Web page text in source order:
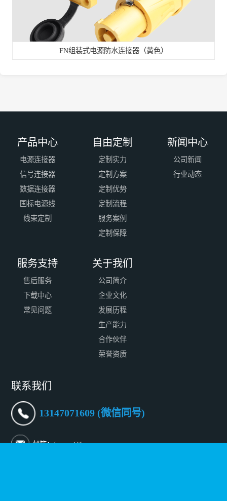
FN组装式电源防水连接器（黄色）
产品中心
电源连接器
信号连接器
数据连接器
国标电源线
线束定制
自由定制
定制实力
定制方案
定制优势
定制流程
服务案例
定制保障
新闻中心
公司新闻
行业动态
服务支持
售后服务
下载中心
常见问题
关于我们
公司简介
企业文化
发展历程
生产能力
合作伙伴
荣誉资质
联系我们
13147071609 (微信同号)
邮箱：fconnr@fconnr.com